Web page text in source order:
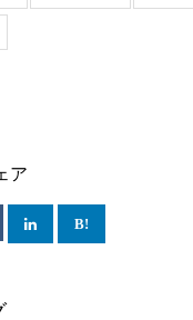
ア